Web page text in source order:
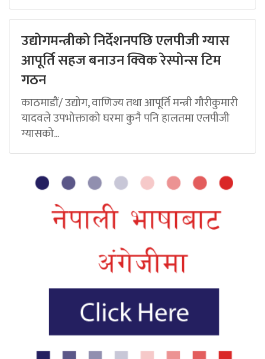
उद्योगमन्त्रीको निर्देशनपछि एलपीजी ग्यास
आपूर्ति सहज बनाउन क्विक रेस्पोन्स टिम
गठन
काठमाडौं/ उद्योग, वाणिज्य तथा आपूर्ति मन्त्री गौरीकुमारी
यादवले उपभोक्ताको घरमा कुनै पनि हालतमा एलपीजी
ग्यासको...